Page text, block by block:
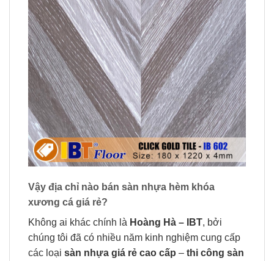
Vậy địa chỉ nào bán sàn nhựa hèm khóa
xương cá giá rẻ?
Không ai khác chính là Hoàng Hà – IBT, bởi
chúng tôi đã có nhiều năm kinh nghiệm cung cấp
các loại sàn nhựa giá rẻ cao cấp – thi công sàn